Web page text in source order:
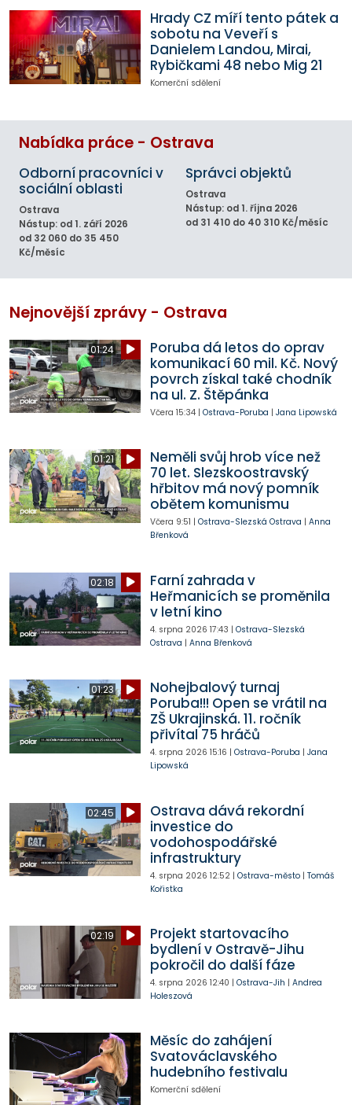
Hrady CZ míří tento pátek a
sobotu na Veveří s
Danielem Landou, Mirai,
Rybičkami 48 nebo Mig 21
Komerční sdělení
Nabídka práce - Ostrava
Odborní pracovníci v
sociální oblasti
Ostrava
Nástup: od 1. září 2026
od 32 060 do 35 450
Kč/měsíc
Správci objektů
Ostrava
Nástup: od 1. října 2026
od 31 410 do 40 310 Kč/měsíc
Nejnovější zprávy - Ostrava
01:24
Poruba dá letos do oprav
komunikací 60 mil. Kč. Nový
povrch získal také chodník
na ul. Z. Štěpánka
Včera 15:34| Ostrava-Poruba | Jana Lipowská
01:21
Neměli svůj hrob více než
70 let. Slezskoostravský
hřbitov má nový pomník
obětem komunismu
Včera 9:51 | Ostrava-Slezská Ostrava | Anna
Břenková
02:18
Farní zahrada v
Heřmanicích se proměnila
v letní kino
4. srpna 2026 17:43 | Ostrava-Slezská
Ostrava | Anna Břenková
01:23
Nohejbalový turnaj
Poruba!!! Open se vrátil na
ZŠ Ukrajinská. 11. ročník
přivítal 75 hráčů
4. srpna 2026 15:16 | Ostrava-Poruba | Jana
Lipowská
02:45
Ostrava dává rekordní
investice do
vodohospodářské
infrastruktury
4. srpna 2026 12:52| Ostrava-město| Tomáš
Kořistka
02:19
Projekt startovacího
bydlení v Ostravě-Jihu
pokročil do další fáze
4. srpna 2026 12:40 | Ostrava-Jih | Andrea
Holeszová
Měsíc do zahájení
Svatováclavského
hudebního festivalu
Komerční sdělení